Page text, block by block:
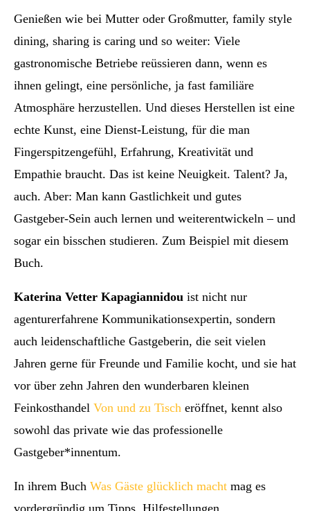
Genießen wie bei Mutter oder Großmutter, family style
dining, sharing is caring und so weiter: Viele
gastronomische Betriebe reüssieren dann, wenn es
ihnen gelingt, eine persönliche, ja fast familiäre
Atmosphäre herzustellen. Und dieses Herstellen ist eine
echte Kunst, eine Dienst-Leistung, für die man
Fingerspitzengefühl, Erfahrung, Kreativität und
Empathie braucht. Das ist keine Neuigkeit. Talent? Ja,
auch. Aber: Man kann Gastlichkeit und gutes
Gastgeber-Sein auch lernen und weiterentwickeln – und
sogar ein bisschen studieren. Zum Beispiel mit diesem
Buch.
Katerina Vetter Kapagiannidou ist nicht nur
agenturerfahrene Kommunikationsexpertin, sondern
auch leidenschaftliche Gastgeberin, die seit vielen
Jahren gerne für Freunde und Familie kocht, und sie hat
vor über zehn Jahren den wunderbaren kleinen
Feinkosthandel Von und zu Tisch eröffnet, kennt also
sowohl das private wie das professionelle
Gastgeber*innentum.
In ihrem Buch Was Gäste glücklich macht mag es
vordergründig um Tipps, Hilfestellungen,